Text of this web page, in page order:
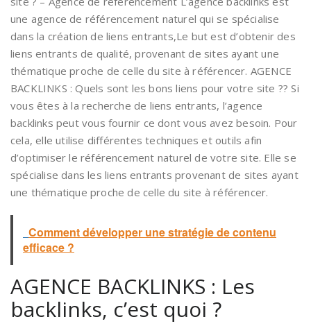
une agence de référencement naturel qui se spécialise
dans la création de liens entrants,Le but est d’obtenir des
liens entrants de qualité, provenant de sites ayant une
thématique proche de celle du site à référencer. AGENCE
BACKLINKS : Quels sont les bons liens pour votre site ?? Si
vous êtes à la recherche de liens entrants, l’agence
backlinks peut vous fournir ce dont vous avez besoin. Pour
cela, elle utilise différentes techniques et outils afin
d’optimiser le référencement naturel de votre site. Elle se
spécialise dans les liens entrants provenant de sites ayant
une thématique proche de celle du site à référencer.
Comment développer une stratégie de contenu
efficace ?
AGENCE BACKLINKS : Les
backlinks, c’est quoi ?